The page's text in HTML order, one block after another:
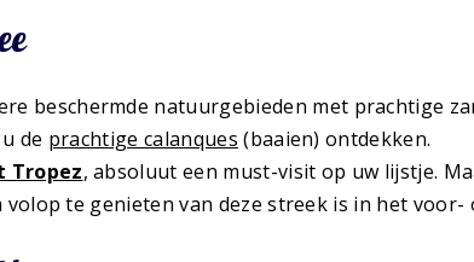
beschermde natuurgebieden met prachtige
de prachtige calanques (baaien) ontdekken.
Tropez, absoluut een must-visit op uw lijstje.
volop te genieten van deze streek is in het voor-